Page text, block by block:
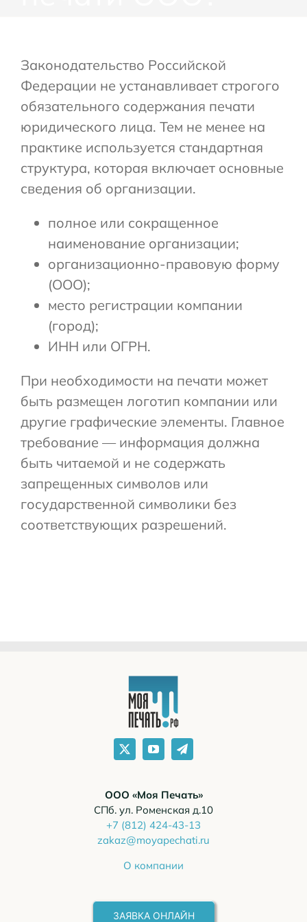
Законодательство Российской
Федерации не устанавливает строгого
обязательного содержания печати
юридического лица. Тем не менее на
практике используется стандартная
структура, которая включает основные
сведения об организации.
полное или сокращенное
наименование организации;
организационно-правовую форму
(ООО);
место регистрации компании
(город);
ИНН или ОГРН.
При необходимости на печати может
быть размещен логотип компании или
другие графические элементы. Главное
требование — информация должна
быть читаемой и не содержать
запрещенных символов или
государственной символики без
соответствующих разрешений.
ООО «Моя Печать»
СПб. ул. Роменская д.10
+7 (812) 424-43-13
zakaz@moyapechati.ru
О компании
ЗАЯВКА ОНЛАЙН